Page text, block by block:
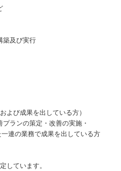
築及び実行
よび成果を出している方）
ランの策定・改善の実施・
連の業務で成果を出している方
しています。